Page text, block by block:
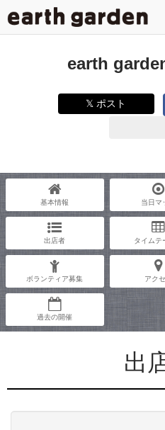
索
コ
earth
𝕏 ポスト
基本情報 当日マ
出店者 タイムテ
ボランティア募集 アク
過去の開催
出